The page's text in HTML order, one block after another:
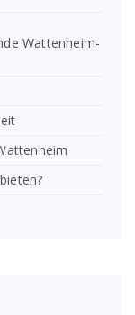
Wattenheim-